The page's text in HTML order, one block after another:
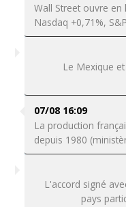
Wall Street ouvre en
Nasdaq +0,71%,
Le Mexique
07/08 16:09
La production
depuis 1980
L'accord signé
pays